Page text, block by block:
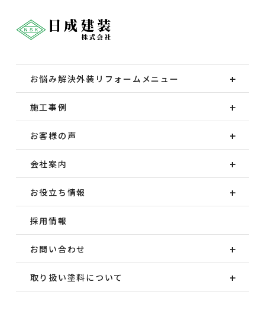
お悩み解決外装 リフォームメニュー
施工事例
お客様の声
会社案内
お役立ち情報
採用情報
お問い合わせ
取り扱い塗料について